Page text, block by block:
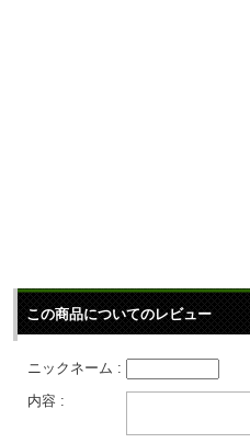
この商品についてのレビュー
ニックネーム :
内容 :